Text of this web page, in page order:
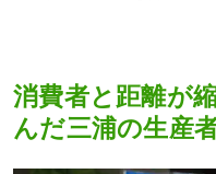
消費者と距離が
んだ三浦の生産